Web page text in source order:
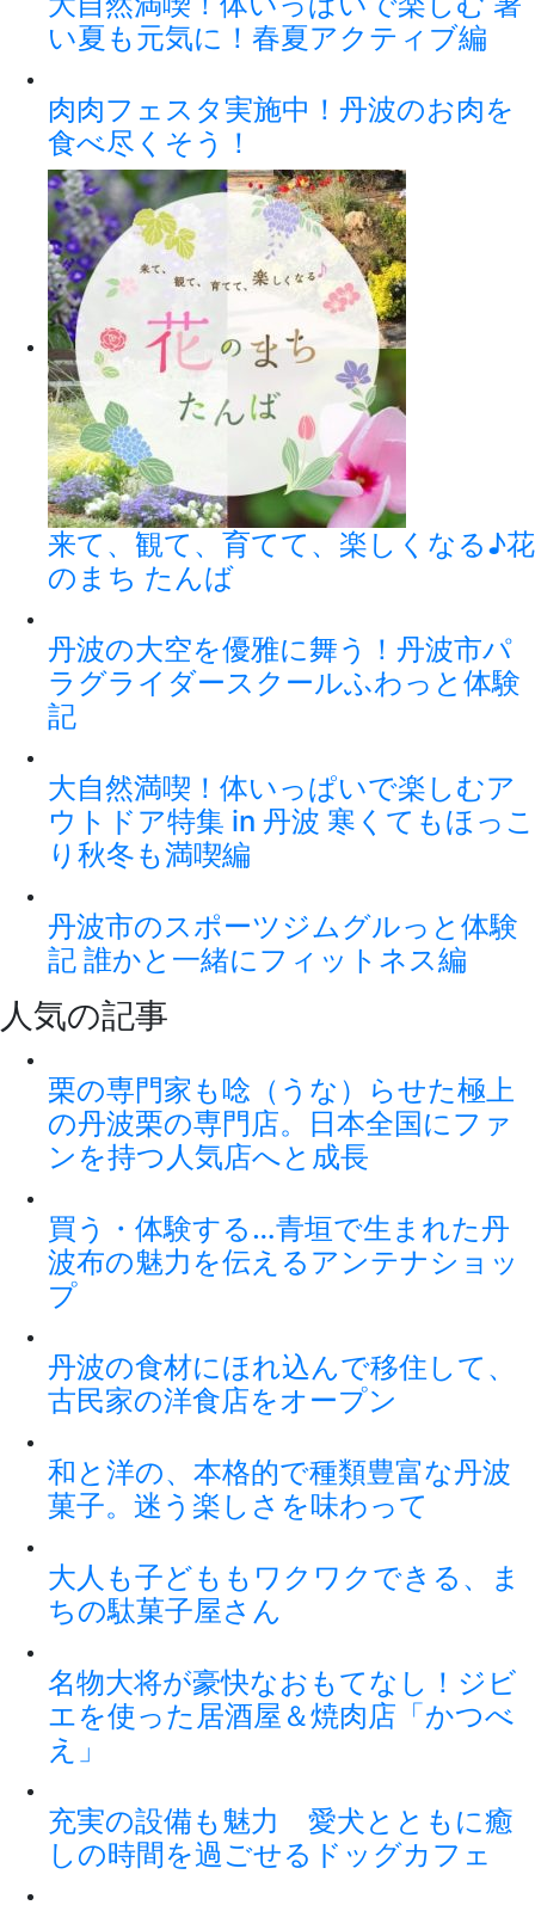
い夏も元気に！春夏アクティブ編
肉肉フェスタ実施中！丹波のお肉を
食べ尽くそう！
来て、観て、育てて、楽しくなる♪花
のまち たんば
丹波の大空を優雅に舞う！丹波市パ
ラグライダースクールふわっと体験
記
大自然満喫！体いっぱいで楽しむア
ウトドア特集 in 丹波 寒くてもほっこ
り秋冬も満喫編
丹波市のスポーツジムグルっと体験
記 誰かと一緒にフィットネス編
人気の記事
栗の専門家も唸（うな）らせた極上
の丹波栗の専門店。日本全国にファ
ンを持つ人気店へと成長
買う・体験する…青垣で生まれた丹
波布の魅力を伝えるアンテナショッ
プ
丹波の食材にほれ込んで移住して、
古民家の洋食店をオープン
和と洋の、本格的で種類豊富な丹波
菓子。迷う楽しさを味わって
大人も子どももワクワクできる、ま
ちの駄菓子屋さん
名物大将が豪快なおもてなし！ジビ
エを使った居酒屋＆焼肉店「かつべ
え」
充実の設備も魅力 愛犬とともに癒
しの時間を過ごせるドッグカフェ